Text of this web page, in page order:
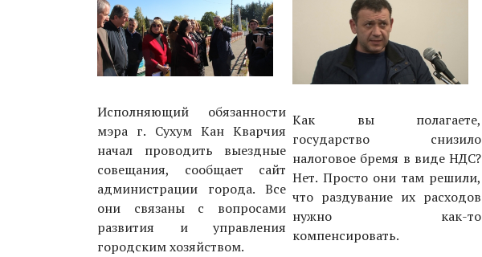
Исполняющий обязанности
мэра г. Сухум Кан Кварчия
начал проводить выездные
совещания, сообщает сайт
администрации города. Все
они связаны с вопросами
развития и управления
городским хозяйством.
Как вы полагаете,
государство снизило
налоговое бремя в виде НДС?
Нет. Просто они там решили,
что раздувание их расходов
нужно как-то
компенсировать.